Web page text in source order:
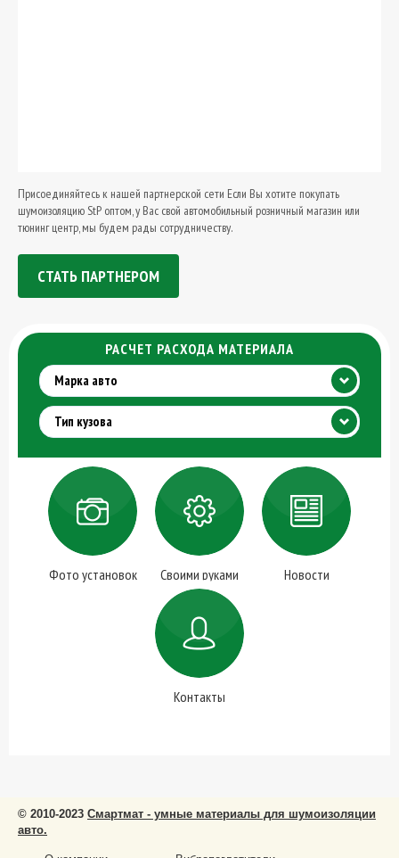
Присоединяйтесь к нашей партнерской сети Если Вы хотите покупать
шумоизоляцию StP оптом, у Вас свой автомобильный розничный магазин или
тюнинг центр, мы будем рады сотрудничеству.
СТАТЬ ПАРТНЕРОМ
РАСЧЕТ РАСХОДА МАТЕРИАЛА
Марка авто
Тип кузова
Фото установок Своими руками Новости
Контакты
© 2010-2023 Смартмат - умные материалы для шумоизоляции
авто.